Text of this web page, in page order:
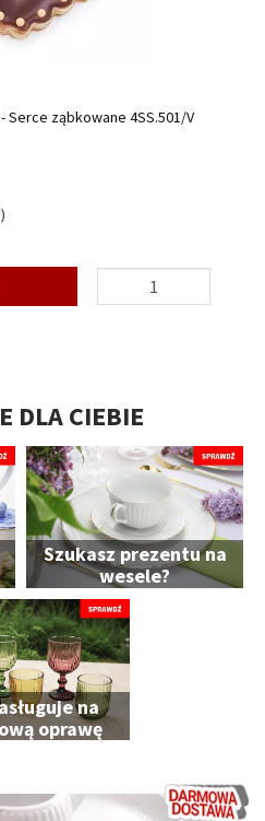
Serce ząbkowane 4SS.501/V
DLA CIEBIE
Szukasz prezentu na
wesele?
na
oprawę